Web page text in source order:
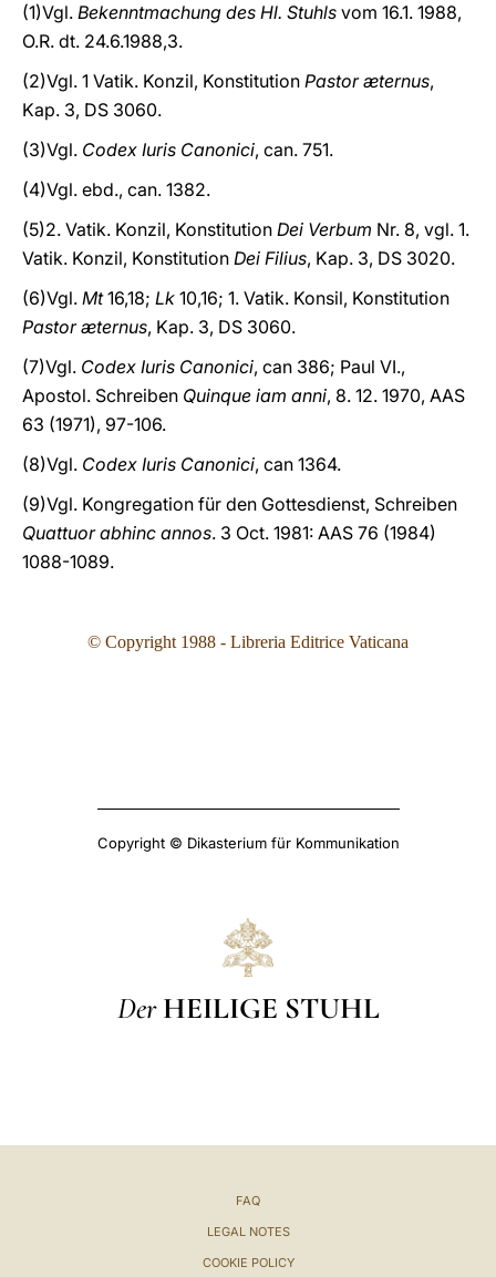
(1)Vgl. Bekenntmachung des Hl. Stuhls vom 16.1. 1988,
O.R. dt. 24.6.1988,3.
(2)Vgl. 1 Vatik. Konzil, Konstitution Pastor æternus,
Kap. 3, DS 3060.
(3)Vgl. Codex Iuris Canonici, can. 751.
(4)Vgl. ebd., can. 1382.
(5)2. Vatik. Konzil, Konstitution Dei Verbum Nr. 8, vgl. 1.
Vatik. Konzil, Konstitution Dei Filius, Kap. 3, DS 3020.
(6)Vgl. Mt16,18; Lk 10,16; 1. Vatik. Konsil, Konstitution
Pastor æternus, Kap. 3, DS 3060.
(7)Vgl. Codex Iuris Canonici, can 386; Paul VI.,
Apostol. Schreiben Quinque iam anni, 8. 12. 1970, AAS
63 (1971), 97-106.
(8)Vgl. Codex Iuris Canonici, can 1364.
(9)Vgl. Kongregation für den Gottesdienst, Schreiben
Quattuor abhinc annos. 3 Oct. 1981: AAS 76 (1984)
1088-1089.
© Copyright 1988 - Libreria Editrice Vaticana
Copyright © Dikasterium für Kommunikation
Der HEILIGE STUHL
FAQ
LEGAL NOTES
COOKIE POLICY